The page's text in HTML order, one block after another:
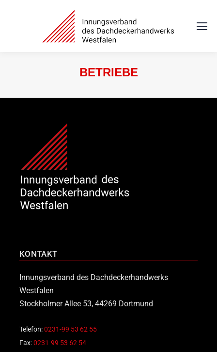
BETRIEBE
KONTAKT
Innungsverband des Dachdeckerhandwerks
Westfalen
Stockholmer Allee 53, 44269 Dortmund
Telefon:0231-99 53 62 55
Fax:0231-99 53 62 54